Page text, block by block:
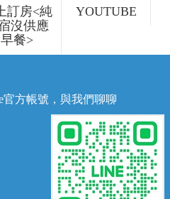
訂房<純
沒供應
早餐>
YOUTUBE
官方帳號，與我們聊聊